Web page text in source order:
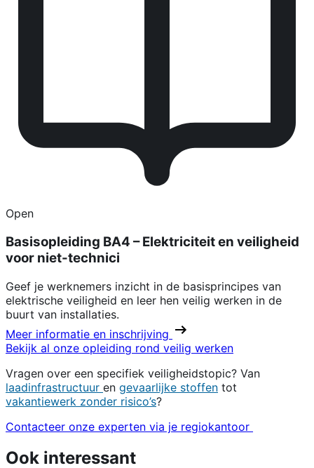
Open
Basisopleiding BA4 – Elektriciteit en veiligheid
voor niet-technici
Geef je werknemers inzicht in de basisprincipes van
elektrische veiligheid en leer hen veilig werken in de
buurt van installaties.
Meer informatie en inschrijving
Bekijk al onze opleiding rond veilig werken
Vragen over een specifiek veiligheidstopic? Van
laadinfrastructuur en gevaarlijke stoffen tot
vakantiewerk zonder risico’s?
Contacteer onze experten via je regiokantoor
Ook interessant